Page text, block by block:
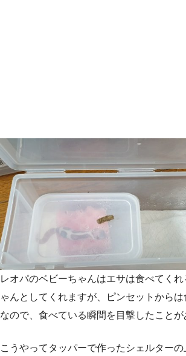
レオパのベビーちゃんはエサは食べてく
ゃんとしてくれますが、ピンセットからは
なので、食べている瞬間を目撃したことが
こうやってタッパーで作ったシェルター